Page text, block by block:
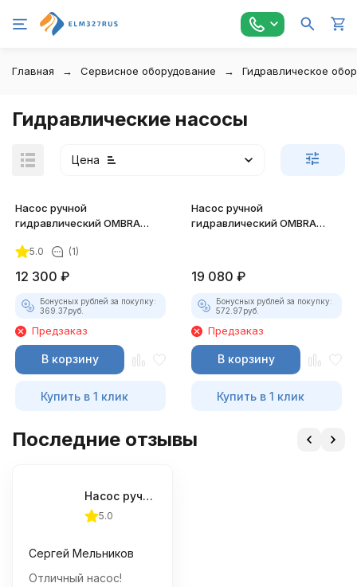
Главная Сервисное оборудование Гидравлическое
Гидравлические насосы
Цена
Насос ручной
гидравлический OMBRA
5.0 (1)
12 300 ₽
Бонусных рублей за покупку:
369.37руб.
Предзаказ
В корзину
Купить в 1 клик
Насос ручной
гидравлический OMBRA
19 080 ₽
Бонусных рублей за покупку:
572.97руб.
Предзаказ
В корзину
Купить в 1 клик
Последние отзывы
Насос ручной гидравлический OMBRA OHT820M 20 т.
5.0
Сергей Мельников
Отличный насос!